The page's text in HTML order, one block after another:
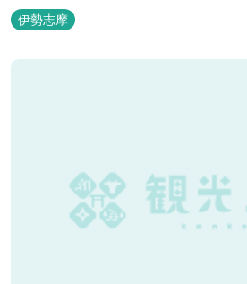
伊勢志摩